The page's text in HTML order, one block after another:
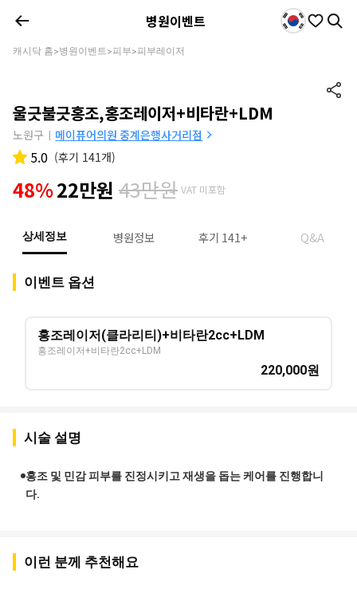
병원이벤트
캐시닥 홈>병원이벤트>피부>피부레이저
울긋불긋홍조,홍조레이저+비타란+LDM
노원구 | 메이퓨어의원 중계은행사거리점
5.0 (후기 141개)
48%22만원 43만원 VAT 미포함
상세정보 병원정보 후기 141+ Q&A
이벤트 옵션
홍조레이저(클라리티)+비타란2cc+LDM
홍조레이저+비타란2cc+LDM
220,000원
시술 설명
홍조 및 민감 피부를 진정시키고 재생을 돕는 케어를 진행합니
다.
이런 분께 추천해요